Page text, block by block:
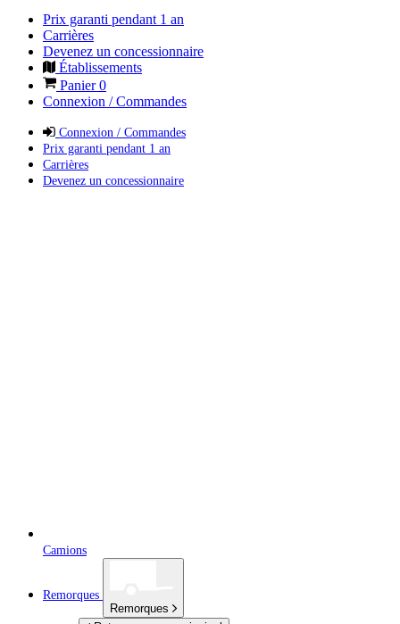
Prix garanti pendant 1 an
Carrières
Devenez un concessionnaire
Établissements
Panier0
Connexion / Commandes
Connexion / Commandes
Prix garanti pendant 1 an
Carrières
Devenez un concessionnaire
Camions
Remorques
Remorques